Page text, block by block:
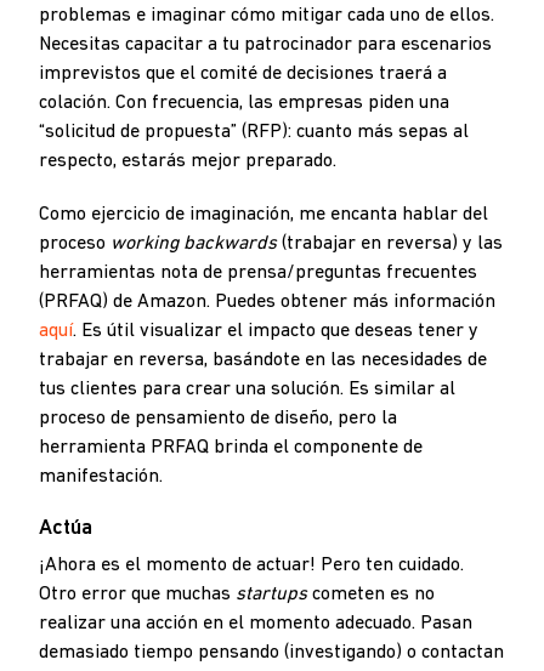
problemas e imaginar cómo mitigar cada uno de ellos.
Necesitas capacitar a tu patrocinador para escenarios
imprevistos que el comité de decisiones traerá a
colación. Con frecuencia, las empresas piden una
“solicitud de propuesta” (RFP): cuanto más sepas al
respecto, estarás mejor preparado.
Como ejercicio de imaginación, me encanta hablar del
proceso working backwards(trabajar en reversa) y las
herramientas nota de prensa/preguntas frecuentes
(PRFAQ) de Amazon. Puedes obtener más información
aquí. Es útil visualizar el impacto que deseas tener y
trabajar en reversa, basándote en las necesidades de
tus clientes para crear una solución. Es similar al
proceso de pensamiento de diseño, pero la
herramienta PRFAQ brinda el componente de
manifestación.
Actúa
¡Ahora es el momento de actuar! Pero ten cuidado.
Otro error que muchas startupscometen es no
realizar una acción en el momento adecuado. Pasan
demasiado tiempo pensando (investigando) o contactan